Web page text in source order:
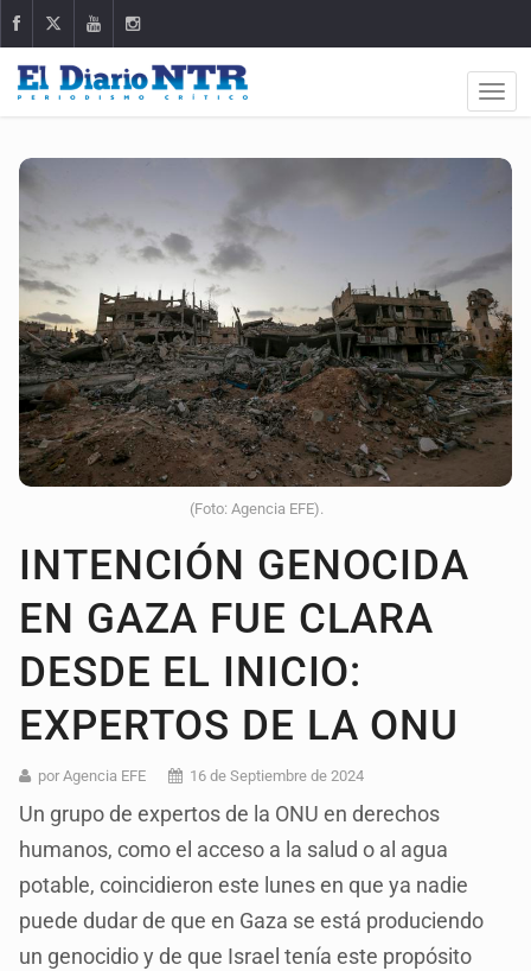
(Foto: Agencia EFE).
INTENCIÓN GENOCIDA
EN GAZA FUE CLARA
DESDE EL INICIO:
EXPERTOS DE LA ONU
por Agencia EFE 16 de Septiembre de 2024
Un grupo de expertos de la ONU en derechos
humanos, como el acceso a la salud o al agua
potable, coincidieron este lunes en que ya nadie
puede dudar de que en Gaza se está produciendo
un genocidio y de que Israel tenía este propósito